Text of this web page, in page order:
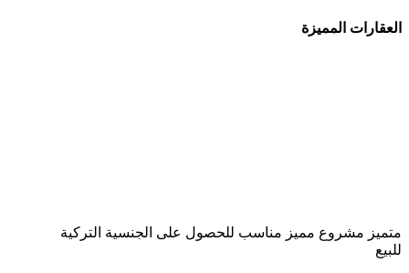
العقارات المميزة
متميز مشروع مميز مناسب للحصول على الجنسية التركية
للبيع